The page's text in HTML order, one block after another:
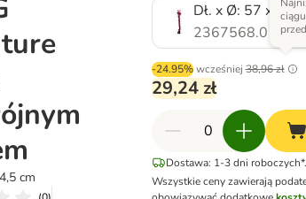
cm
Dł. x Ø: 57 x 4,5
2367568.0
-24.95% wcześniej 38,96 zł
29,24 zł
Dostawa: 1-3 dni roboczych*.
Wszystkie ceny zawierają